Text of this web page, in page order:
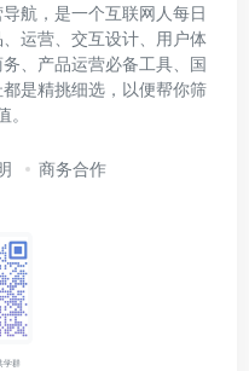
航，是一个互联网人每日
运营、交互设计、用户体
、产品运营必备工具、国
是精挑细选，以便帮你筛
。
商务合作
学群